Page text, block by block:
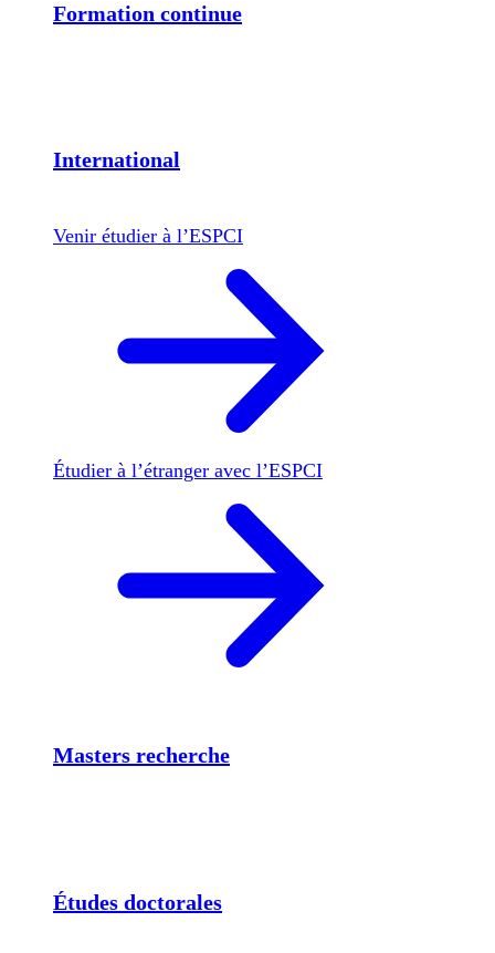
Formation continue
International
Venir étudier à l’ESPCI
Étudier à l’étranger avec l’ESPCI
Masters recherche
Études doctorales